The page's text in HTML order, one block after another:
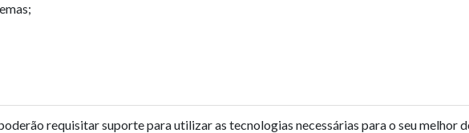
requisitar suporte para utilizar as tecnologias necessárias para o seu melhor